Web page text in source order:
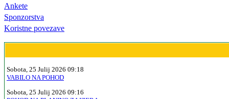
Ankete
Sponzorstva
Koristne povezave
Sobota, 25 Julij 2026 09:18
VABILO NA POHOD
Sobota, 25 Julij 2026 09:16